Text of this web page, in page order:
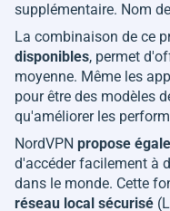
supplémentaire. Nom
La combinaison de ce
disponibles, permet
moyenne. Même les
pour être des modèles
qu'améliorer les
NordVPN propose
d'accéder facilement à
dans le monde. Cette
réseau local sécurisé